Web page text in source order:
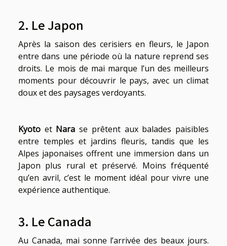
2. Le Japon
Après la saison des cerisiers en fleurs, le Japon
entre dans une période où la nature reprend ses
droits. Le mois de mai marque l’un des meilleurs
moments pour découvrir le pays, avec un climat
doux et des paysages verdoyants.
Kyoto et Nara se prêtent aux balades paisibles
entre temples et jardins fleuris, tandis que les
Alpes japonaises offrent une immersion dans un
Japon plus rural et préservé. Moins fréquenté
qu’en avril, c’est le moment idéal pour vivre une
expérience authentique.
3. Le Canada
Au Canada, mai sonne l’arrivée des beaux jours.